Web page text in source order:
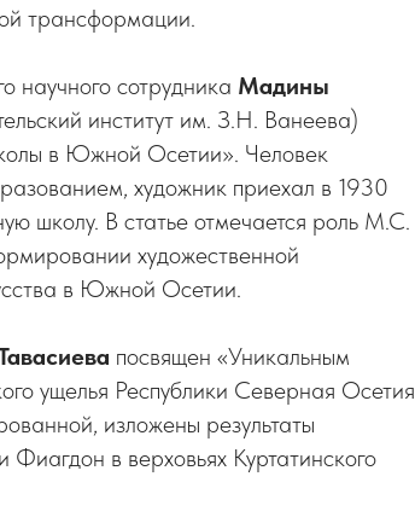
трансформации.
научного сотрудника Мадины
институт им. З.Н. Ванеева)
в Южной Осетии». Человек
художник приехал в 1930
школу. В статье отмечается роль М.С.
художественной
в Южной Осетии.
посвящен «Уникальным
ущелья Республики Северная Осетия
изложены результаты
в верховьях Куртатинского